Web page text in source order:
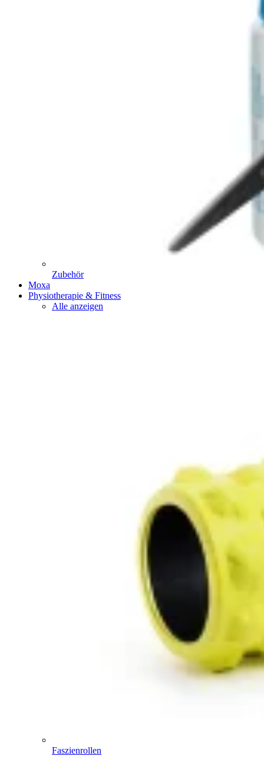
Zubehör
Moxa
Physiotherapie & Fitness
Alle anzeigen
Faszienrollen